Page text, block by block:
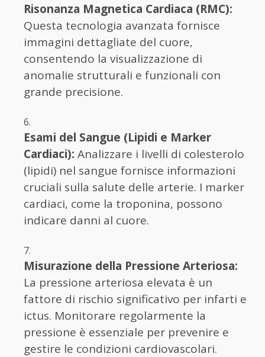
Risonanza Magnetica Cardiaca (RMC):
Questa tecnologia avanzata fornisce
immagini dettagliate del cuore,
consentendo la visualizzazione di
anomalie strutturali e funzionali con
grande precisione.
Esami del Sangue (Lipidi e Marker
Cardiaci): Analizzare i livelli di colesterolo
(lipidi) nel sangue fornisce informazioni
cruciali sulla salute delle arterie. I marker
cardiaci, come la troponina, possono
indicare danni al cuore.
Misurazione della Pressione Arteriosa:
La pressione arteriosa elevata è un
fattore di rischio significativo per infarti e
ictus. Monitorare regolarmente la
pressione è essenziale per prevenire e
gestire le condizioni cardiovascolari.